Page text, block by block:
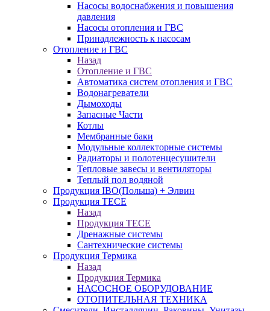
Насосы водоснабжения и повышения
давления
Насосы отопления и ГВС
Принадлежность к насосам
Отопление и ГВС
Назад
Отопление и ГВС
Автоматика систем отопления и ГВС
Водонагреватели
Дымоходы
Запасные Части
Котлы
Мембранные баки
Модульные коллекторные системы
Радиаторы и полотенцесушители
Тепловые завесы и вентиляторы
Теплый пол водяной
Продукция IBO(Польша) + Элвин
Продукция TECE
Назад
Продукция TECE
Дренажные системы
Сантехнические системы
Продукция Термика
Назад
Продукция Термика
НАСОСНОЕ ОБОРУДОВАНИЕ
ОТОПИТЕЛЬНАЯ ТЕХНИКА